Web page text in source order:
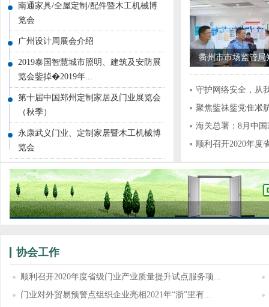
南通家具/全屋定制/配件暨木工机械博
览会
广州设计周展会介绍
2019泰国智慧城市照明、建筑及安防展
览会鈭掉�2019年...
第十届中国郑州定制家居及门业展览会
（秋季）
永康武义门业、定制家居暨木工机械博
览会
衢州市市场监管局
品牌指导服务站建
门业对外贸易预警
年“浙”里有“援”法
RCEP政策培训会
“奋斗百年路 启
顺利召开
“大智造·新人居
论坛在江山成功举
守护网络安全，从
聚焦鈭祙鈭党隹凇
贸...
海关总署：8月中
7.9%！
顺利召开2020年度
协会工作
顺利召开2020年度省级门业产业质量提升试点服务项...
门业对外贸易预警点组织企业亮相2021年“浙”里有...